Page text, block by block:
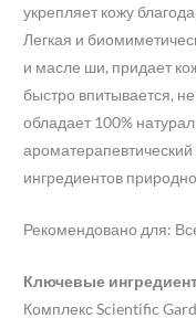
укрепляет кожу
Легкая и
и масле ши, придает
быстро впитывается,
обладает 100%
ингредиентов
Рекомендовано для:
Ключевые
Комплекс Scientific